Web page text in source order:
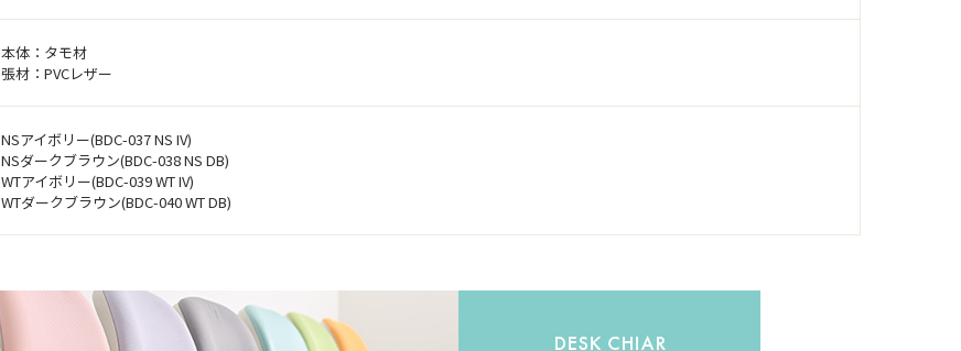
本体：タモ材
張材：PVCレザー
NSアイボリー(BDC-037 NS IV)
NSダークブラウン(BDC-038 NS DB)
WTアイボリー(BDC-039 WT IV)
WTダークブラウン(BDC-040 WT DB)